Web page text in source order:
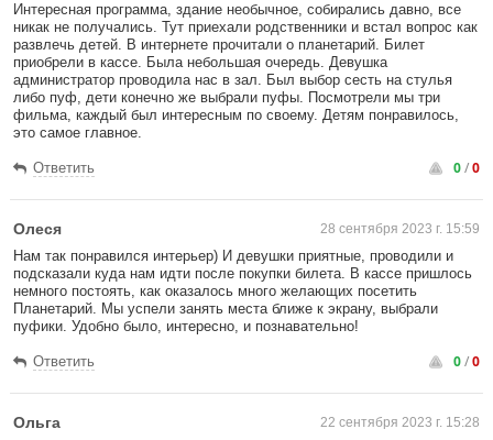
Интересная программа, здание необычное, собирались давно, все
никак не получались. Тут приехали родственники и встал вопрос как
развлечь детей. В интернете прочитали о планетарий. Билет
приобрели в кассе. Была небольшая очередь. Девушка
администратор проводила нас в зал. Был выбор сесть на стулья
либо пуф, дети конечно же выбрали пуфы. Посмотрели мы три
фильма, каждый был интересным по своему. Детям понравилось,
это самое главное.
Ответить 0/0
Олеся 28 сентября 2023 г. 15:59
Нам так понравился интерьер) И девушки приятные, проводили и
подсказали куда нам идти после покупки билета. В кассе пришлось
немного постоять, как оказалось много желающих посетить
Планетарий. Мы успели занять места ближе к экрану, выбрали
пуфики. Удобно было, интересно, и познавательно!
Ответить 0/0
Ольга 22 сентября 2023 г. 15:28